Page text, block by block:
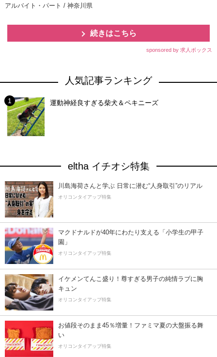
アルバイト・パート / 神奈川県
続きはこちら
sponsored by 求人ボックス
人気記事ランキング
運動神経良すぎる柴犬＆ペキニーズ
eltha イチオシ特集
川島海荷さんと学ぶ 日常に潜む“人身取引”のリアル
オリコンタイアップ特集
マクドナルドが40年にわたり支える「小学生の甲子
園」
オリコンタイアップ特集
イケメンてんこ盛り！尊すぎる男子の純情ラブに胸
キュン
オリコンタイアップ特集
お値段そのまま45％増量！ファミマ夏の大盤振る舞
い
オリコンタイアップ特集